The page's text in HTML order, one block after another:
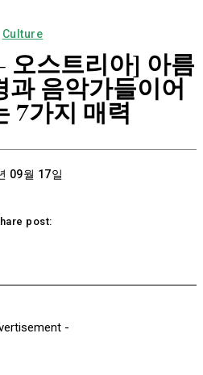
Culture
오스트리아] 아름
과 음악가들이어
7가지 매력
09월 17일
post:
-